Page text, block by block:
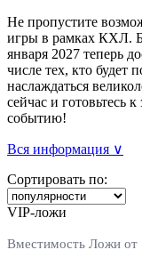
Не пропустите
игры в рамках КХЛ.
января 2027 теперь
числе тех, кто будет
наслаждаться
сейчас и готовьтесь
событию!
Вся информация ∨
Сортировать по:
VIP-ложи
Вместимость Ложи от